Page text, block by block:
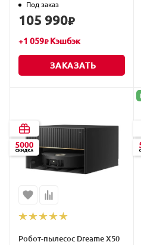
Под заказ
105 990₽
+1 059₽Кэшбэк
ЗАКАЗАТЬ
Робот-пылесос Dreame X50